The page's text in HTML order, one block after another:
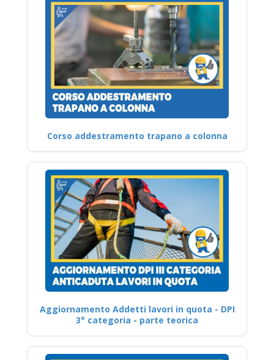
Corso addestramento trapano a colonna
Aggiornamento Addetti lavori in quota - DPI
3° categoria - parte teorica